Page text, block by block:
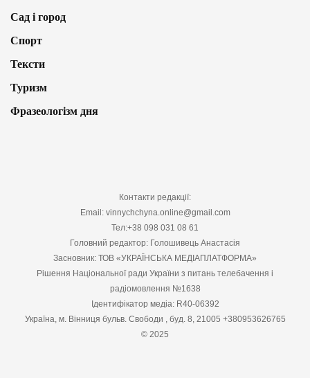
Сад і город
Спорт
Тексти
Туризм
Фразеологізм дня
Контакти редакції:
Email: vinnychchyna.online@gmail.com
Тел:+38 098 031 08 61
Головний редактор: Голошивець Анастасія
Засновник: ТОВ «УКРАЇНСЬКА МЕДІАПЛАТФОРМА»
Рішення Національної ради України з питань телебачення і
радіомовлення №1638
Ідентифікатор медіа: R40-06392
Україна, м. Вінниця бульв. Свободи , буд. 8, 21005 +380953626765
© 2025